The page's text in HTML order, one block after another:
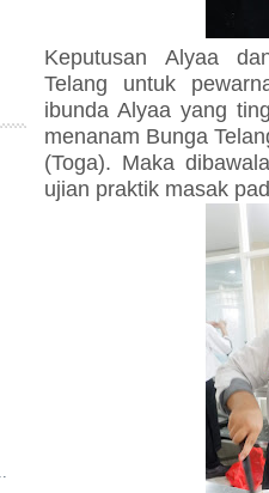
Keputusan Alyaa
Telang untuk
ibunda Alyaa yang
menanam Bunga
(Toga). Maka
ujian praktik masak